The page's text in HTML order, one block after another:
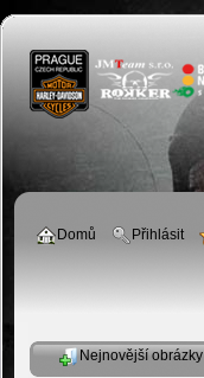
Domů Přihlásit
Nejnovější obrázky